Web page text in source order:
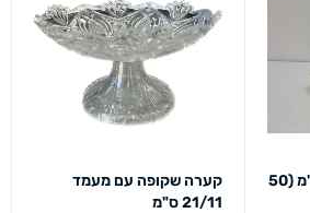
סירה מעץ גודל 21.5 ס"מ (50
קערה שקופה עם מעמד
21/11 ס"מ